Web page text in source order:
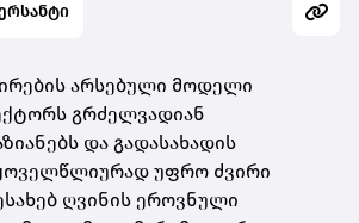
არსებული მოდელი
გრძელვადიან
და გადასახადის
უფრო ძვირი
ღვინის ეროვნული